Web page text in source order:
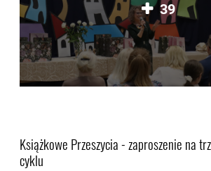
39
Książkowe Przeszycia - zaproszenie na
cyklu